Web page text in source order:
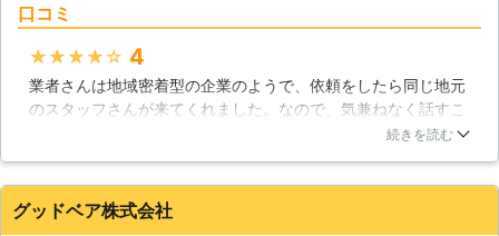
餌になりえる水やゴミがあるので、こ
きにくい環境にしましょう。もしゴキ
ブリが住み着いてしまった時は、弊社
いう報告もされているので、油断は出
来ないのです。ですので、コンクリー
トのお家にお住まいになっている方も
被害を未然に防ぐ為に予めシロアリ予
防をしておくことをおススメしま
口コミ
★★★★★ 4
業者さんは地域密着型の企業のようで、依頼をしたら同じ地元
のスタッフさんが来てくれました。なので、気兼ねなく話すこ
とが出来ましたし、会話も弾みちょっと突っ込んだところまで
しては、かなり巣が大きくなり被害が大きかったのですが、何
日もかけてそれらを一掃してくれて、シロアリにくわれてダメ
続きを読む
グッドベア株式会社